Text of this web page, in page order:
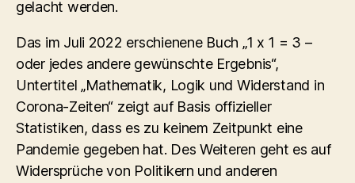
gelacht werden.
Das im Juli 2022 erschienene Buch „1 x 1 = 3 –
oder jedes andere gewünschte Ergebnis“,
Untertitel „Mathematik, Logik und Widerstand in
Corona-Zeiten“ zeigt auf Basis offizieller
Statistiken, dass es zu keinem Zeitpunkt eine
Pandemie gegeben hat. Des Weiteren geht es auf
Widersprüche von Politikern und anderen